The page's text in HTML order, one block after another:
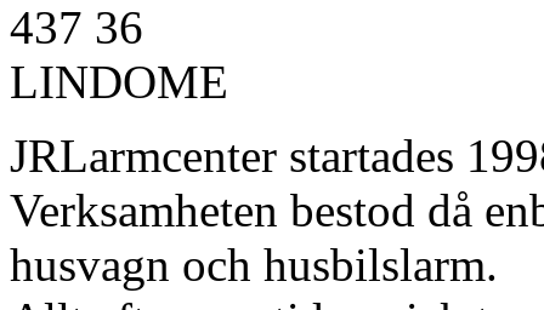
437 36
LINDOME
JRLarmcenter startades
Verksamheten bestod då
husvagn och husbilslarm.